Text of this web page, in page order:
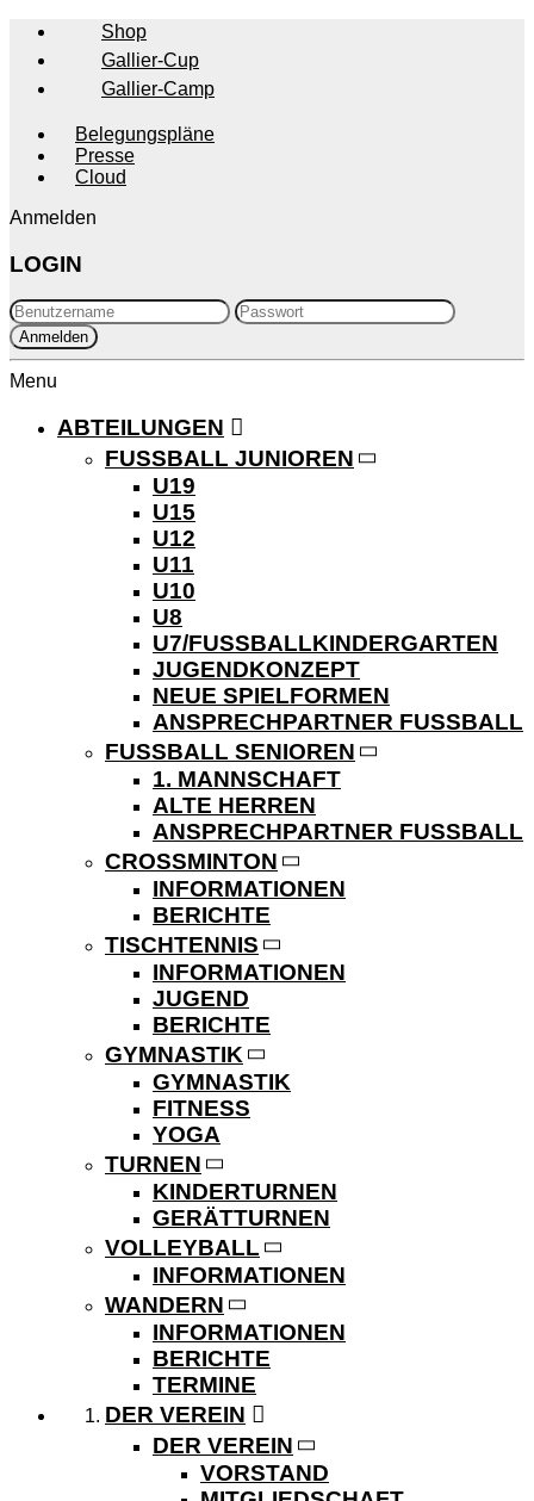
Shop
Gallier-Cup
Gallier-Camp
Belegungspläne
Presse
Cloud
Anmelden
LOGIN
Menu
ABTEILUNGEN
FUSSBALL JUNIOREN
U19
U15
U12
U11
U10
U8
U7/FUSSBALLKINDERGARTEN
JUGENDKONZEPT
NEUE SPIELFORMEN
ANSPRECHPARTNER FUSSBALL
FUSSBALL SENIOREN
1. MANNSCHAFT
ALTE HERREN
ANSPRECHPARTNER FUSSBALL
CROSSMINTON
INFORMATIONEN
BERICHTE
TISCHTENNIS
INFORMATIONEN
JUGEND
BERICHTE
GYMNASTIK
GYMNASTIK
FITNESS
YOGA
TURNEN
KINDERTURNEN
GERÄTTURNEN
VOLLEYBALL
INFORMATIONEN
WANDERN
INFORMATIONEN
BERICHTE
TERMINE
DER VEREIN
DER VEREIN
VORSTAND